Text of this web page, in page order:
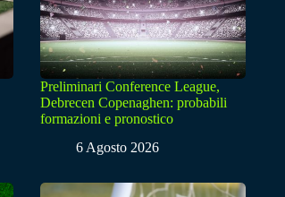
Preliminari Conference League,
Debrecen Copenaghen: probabili
formazioni e pronostico
6 Agosto 2026